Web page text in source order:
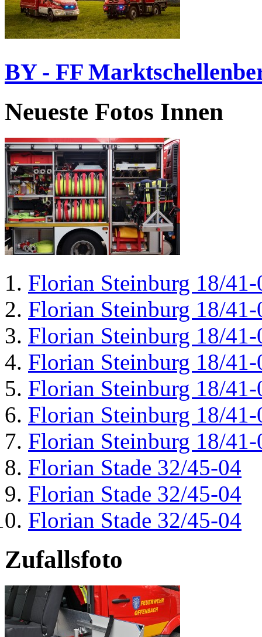
BY - FF
Neueste Fotos Innen
Florian Steinburg 18/41-
Florian Steinburg 18/41-
Florian Steinburg 18/41-
Florian Steinburg 18/41-
Florian Steinburg 18/41-
Florian Steinburg 18/41-
Florian Steinburg 18/41-
Florian Stade 32/45-04
Florian Stade 32/45-04
Florian Stade 32/45-04
Zufallsfoto